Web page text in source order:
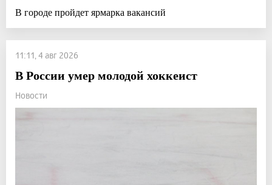
В городе пройдет ярмарка вакансий
11:11, 4 авг 2026
В России умер молодой хоккеист
Новости